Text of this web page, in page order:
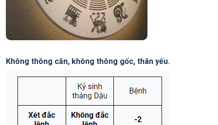
Không thông căn, không thông gốc, thân yếu.